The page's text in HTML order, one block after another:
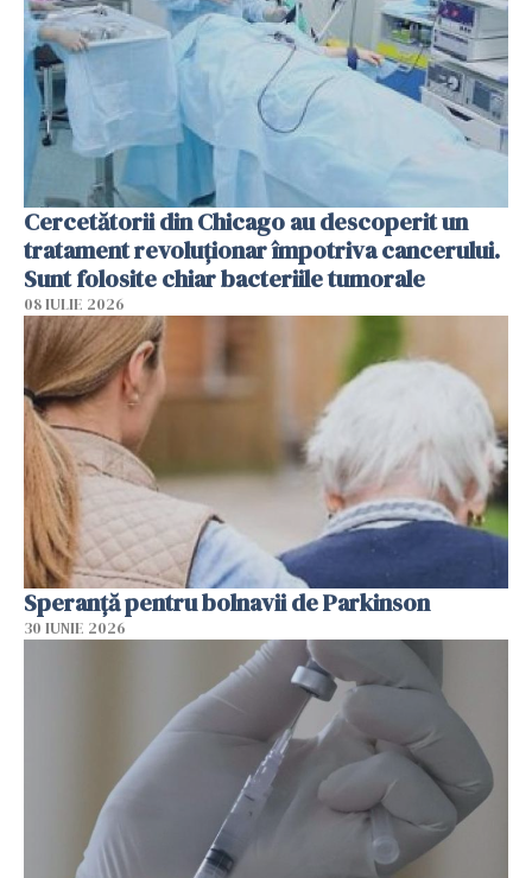
Cercetătorii din Chicago au descoperit un
tratament revoluționar împotriva cancerului.
Sunt folosite chiar bacteriile tumorale
08 IULIE 2026
Speranță pentru bolnavii de Parkinson
30 IUNIE 2026